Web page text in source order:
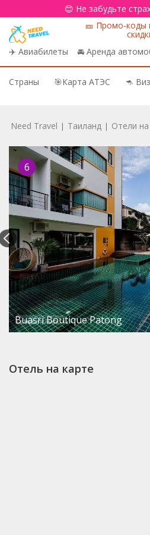
😊 Не забудьте
✈️ Авиабилеты 🚘 Аренда
🎫 Промо-коды
Страны 🎯Карта АТЭС 🦘
Need Travel | Таиланд | Отели
6
Buasri Boutique Patong
Отель на карте